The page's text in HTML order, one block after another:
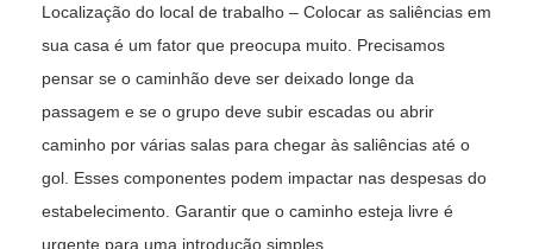
Localização do local de trabalho – Colocar as saliências em
sua casa é um fator que preocupa muito. Precisamos
pensar se o caminhão deve ser deixado longe da
passagem e se o grupo deve subir escadas ou abrir
caminho por várias salas para chegar às saliências até o
gol. Esses componentes podem impactar nas despesas do
estabelecimento. Garantir que o caminho esteja livre é
urgente para uma introdução simples